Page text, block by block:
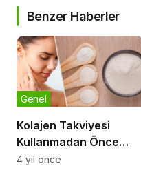
Benzer Haberler
Kolajen Takviyesi
Kullanmadan Önce
Bilmeniz Gerekenler
Genel
4 yıl önce